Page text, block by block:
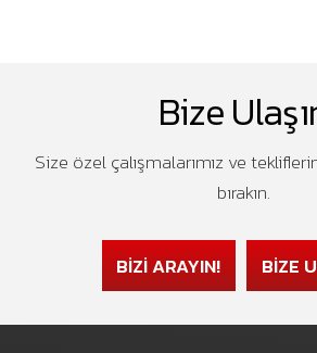
Bize
Size özel çalışmalarımız ve
bırakın.
BİZİ ARAYIN! BİZE